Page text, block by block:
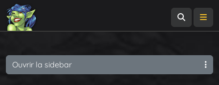
Ouvrir la sidebar